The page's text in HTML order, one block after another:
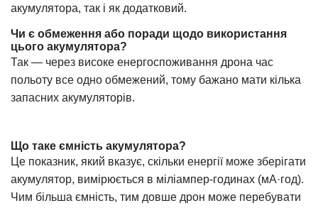
акумулятора, так і як додатковий.
Чи є обмеження або поради щодо використання
цього акумулятора?
Так — через високе енергоспоживання дрона час
польоту все одно обмежений, тому бажано мати кілька
запасних акумуляторів.
Що таке ємність акумулятора?
Це показник, який вказує, скільки енергії може зберігати
акумулятор, вимірюється в міліампер-годинах (мА·год).
Чим більша ємність, тим довше дрон може перебувати